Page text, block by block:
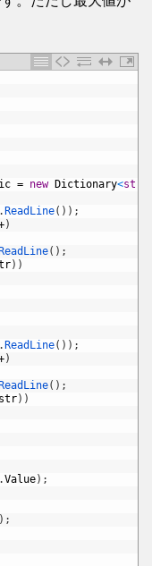
= new Dictionary<
. ReadLine( ) ) ;
)
ReadLine( ) ;
) )
. ReadLine( ) ) ;
)
ReadLine( ) ;
str) )
.Value) ;
) ;